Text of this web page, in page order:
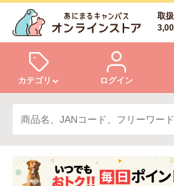
取
カテゴリ
犬
小動物・鳥
ログイン
ログイン
会員登録